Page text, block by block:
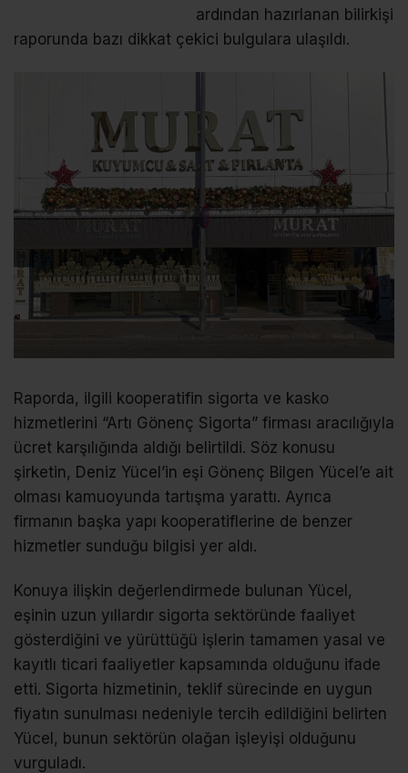
ardından hazırlanan bilirkişi
raporunda bazı dikkat çekici bulgulara ulaşıldı.
Raporda, ilgili kooperatifin sigorta ve kasko
hizmetlerini “Artı Gönenç Sigorta” firması aracılığıyla
ücret karşılığında aldığı belirtildi. Söz konusu
şirketin, Deniz Yücel’in eşi Gönenç Bilgen Yücel’e ait
olması kamuoyunda tartışma yarattı. Ayrıca
firmanın başka yapı kooperatiflerine de benzer
hizmetler sunduğu bilgisi yer aldı.
Konuya ilişkin değerlendirmede bulunan Yücel,
eşinin uzun yıllardır sigorta sektöründe faaliyet
gösterdiğini ve yürüttüğü işlerin tamamen yasal ve
kayıtlı ticari faaliyetler kapsamında olduğunu ifade
etti. Sigorta hizmetinin, teklif sürecinde en uygun
fiyatın sunulması nedeniyle tercih edildiğini belirten
Yücel, bunun sektörün olağan işleyişi olduğunu
vurguladı.